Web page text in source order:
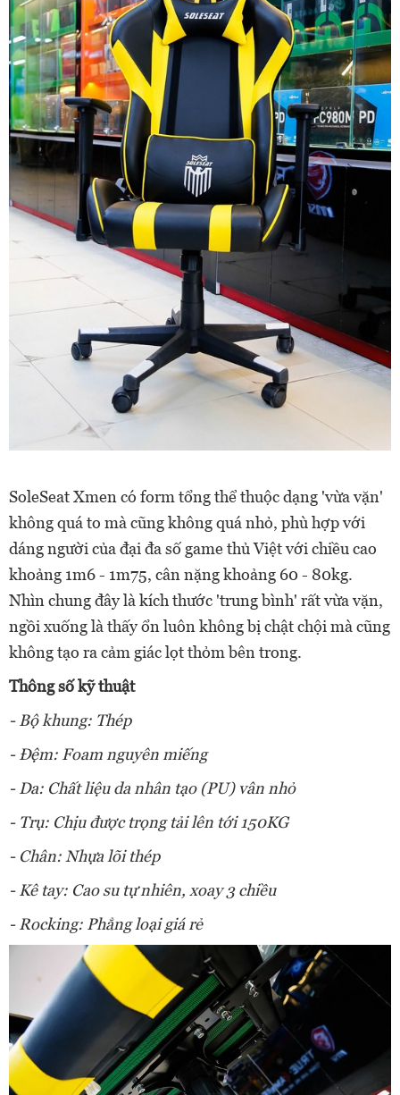
SoleSeat Xmen có form tổng thể thuộc dạng 'vừa vặn'
không quá to mà cũng không quá nhỏ, phù hợp với
dáng người của đại đa số game thủ Việt với chiều cao
khoảng 1m6 - 1m75, cân nặng khoảng 60 - 80kg.
Nhìn chung đây là kích thước 'trung bình' rất vừa vặn,
ngồi xuống là thấy ổn luôn không bị chật chội mà cũng
không tạo ra cảm giác lọt thỏm bên trong.
Thông số kỹ thuật
- Bộ khung: Thép
- Đệm: Foam nguyên miếng
- Da: Chất liệu da nhân tạo (PU) vân nhỏ
- Trụ: Chịu được trọng tải lên tới 150KG
- Chân: Nhựa lõi thép
- Kê tay: Cao su tự nhiên, xoay 3 chiều
- Rocking: Phẳng loại giá rẻ